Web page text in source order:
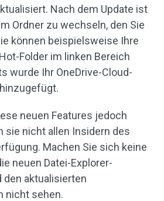
Nach dem Update ist
Ordner zu wechseln, den Sie
können beispielsweise Ihre
Folder im linken Bereich
wurde Ihr OneDrive-Cloud-
neuen Features jedoch
sie nicht allen Insidern des
Machen Sie sich keine
neuen Datei-Explorer-
den aktualisierten
nicht sehen.